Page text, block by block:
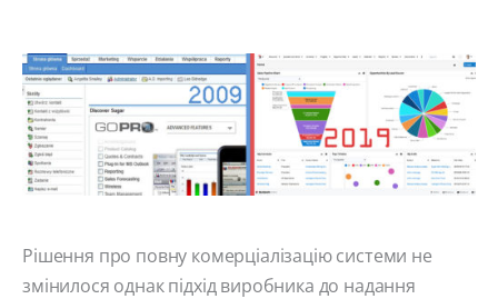
Рішення про повну комерціалізацію системи не
змінилося однак підхід виробника до надання